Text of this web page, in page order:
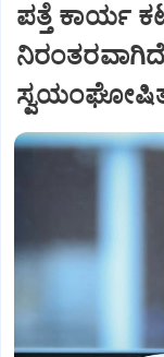
ಪತ್ತೆ ಕಾರ್ಯ
ಸ್ವಯಂಘೋಷಿತ